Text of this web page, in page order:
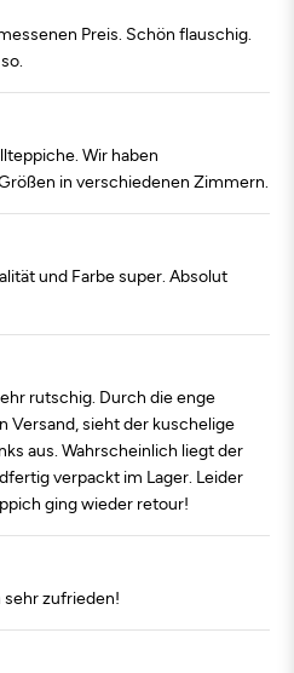
Preis. Schön flauschig.
Wir haben
in verschiedenen Zimmern.
und Farbe super. Absolut
rutschig. Durch die enge
Versand, sieht der kuschelige
aus. Wahrscheinlich liegt der
verpackt im Lager. Leider
ging wieder retour!
sehr zufrieden!